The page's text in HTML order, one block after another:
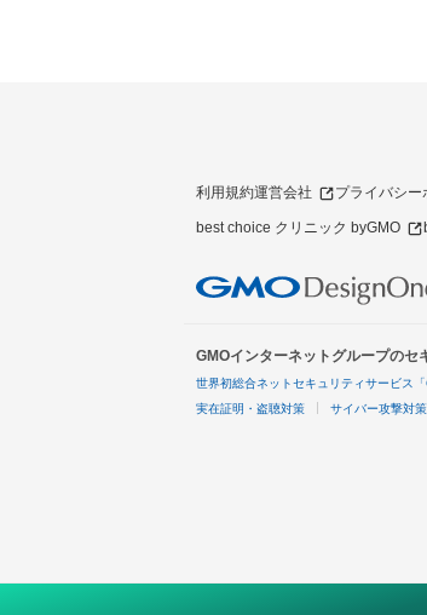
利用規約運営会社 プライバシー
best choice クリニック byGMO
GMOインターネットグループのセ
世界初総合ネットセキュリティサービス「
実在証明・盗聴対策 サイバー攻撃対